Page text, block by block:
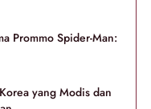
Prommo Spider-Man:
yang Modis dan